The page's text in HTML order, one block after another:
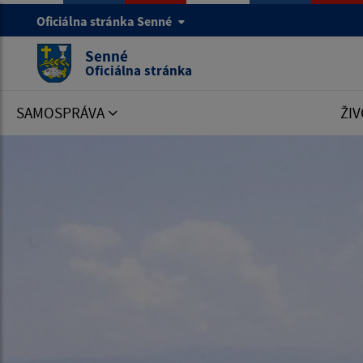
Oficiálna stránka Senné
Senné
Oficiálna stránka
SAMOSPRÁVA